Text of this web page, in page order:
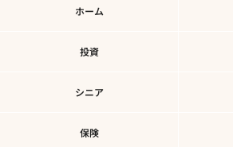
ホーム
投資
シニア
保険